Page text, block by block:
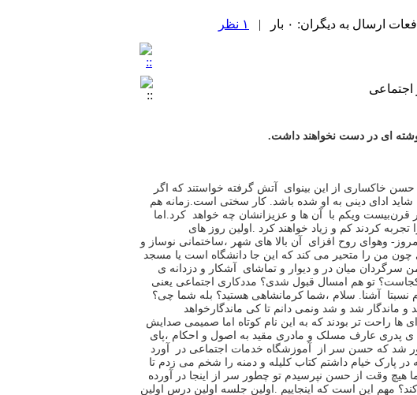
ارسال به دیگران: ۰ بار | ۱ نظر
ای در دست نخواهند داشت‪.
حسن خاکساری از این بینوای آتش گرفته خواستند که اگر
ادای دینی به او شده باشد‪ . کار سختی است‪.زمانه هم
قرنبیست ویکم با آن ها و عزیزانشان چه خواهد کرد‪. اما
تجربه کردند کم و زیاد خواهند کرد ‪. اولین روز های
‪ - وهوای روح افزای آن بالا های شهر ،ساختمانی نوساز و
چون من را متحیر می کند که
این جا دانشگاه است یا مسجد
سرگردان میان در و دیوار و تماشای آشکار و دزدانه ی
تو هم امسال قبول شدی؟ مددکاری اجتماعی یعنی
نسبتا آشنا‪ . سلام ،شما کرمانشاهی هستید؟ بله شما چی؟
و ماندگار شد و شد ونمی دانم تا کی ماندگارخواهد
ها راحت تر بودند که به این نام کوتاه اما صمیمی صدایش
ی پدری عارف مسلک و مادری مقید به اصول و احکام ،پای
شد که حسن سر از آموزشگاه خدمات اجتماعی در آورد
پارک خیام داشتم کتاب کلیله و دمنه را شخم می زدم تا
هیچ وقت از حسن نپرسیدم تو چطور سر از اینجا در آورده
مهم این است که اینجاییم ‪. اولین جلسه اولین درس اولین